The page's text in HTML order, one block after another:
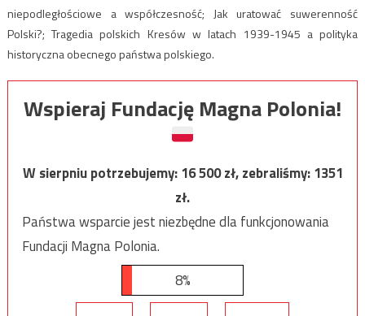
niepodległościowe a współczesność; Jak uratować suwerenność
Polski?; Tragedia polskich Kresów w latach 1939-1945 a polityka
historyczna obecnego państwa polskiego.
Wspieraj Fundację Magna Polonia!
W sierpniu potrzebujemy:16 500zł, zebraliśmy:1351
zł.
Państwa wsparcie jest niezbędne dla funkcjonowania
Fundacji Magna Polonia.
8%